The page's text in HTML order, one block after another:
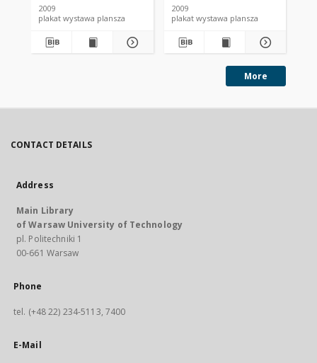
2009
plakat wystawa plansza
2009
plakat wystawa plansza
More
CONTACT DETAILS
Address
Main Library
of Warsaw University of Technology
pl. Politechniki 1
00-661 Warsaw
Phone
tel. (+48 22) 234-5113, 7400
E-Mail